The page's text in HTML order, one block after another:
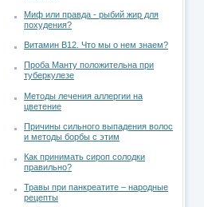
Миф или правда - рыбий жир для
похудения?
Витамин В12. Что мы о нем знаем?
Проба Манту положительна при
туберкулезе
Методы лечения аллергии на
цветение
Причины сильного выпадения волос
и методы борбы с этим
Как принимать сироп солодки
правильно?
Травы при панкреатите – народные
рецепты